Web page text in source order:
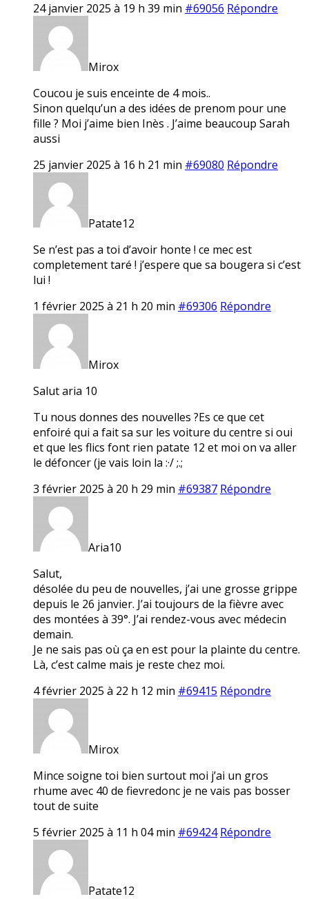
24 janvier 2025 à 19 h 39 min #69056 Répondre
Mirox
Coucou je suis enceinte de 4 mois..
Sinon quelqu’un a des idées de prenom pour une
fille ? Moi j’aime bien Inès . J’aime beaucoup Sarah
aussi
25 janvier 2025 à 16 h 21 min #69080 Répondre
Patate12
Se n’est pas a toi d’avoir honte ! ce mec est
completement taré ! j’espere que sa bougera si c’est
lui !
1 février 2025 à 21 h 20 min #69306 Répondre
Mirox
Salut aria 10
Tu nous donnes des nouvelles ?Es ce que cet
enfoiré qui a fait sa sur les voiture du centre si oui
et que les flics font rien patate 12 et moi on va aller
le défoncer (je vais loin la :·/ ;.;
3 février 2025 à 20 h 29 min #69387 Répondre
Aria10
Salut,
désolée du peu de nouvelles, j’ai une grosse grippe
depuis le 26 janvier. J’ai toujours de la fièvre avec
des montées à 39°. J’ai rendez-vous avec médecin
demain.
Je ne sais pas où ça en est pour la plainte du centre.
Là, c’est calme mais je reste chez moi.
4 février 2025 à 22 h 12 min #69415 Répondre
Mirox
Mince soigne toi bien surtout moi j’ai un gros
rhume avec 40 de fievredonc je ne vais pas bosser
tout de suite
5 février 2025 à 11 h 04 min #69424 Répondre
Patate12